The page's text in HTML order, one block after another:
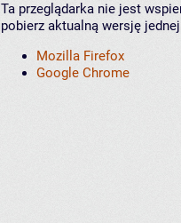
Ta przeglądarka nie jest
pobierz aktualną wersję
Mozilla Firefox
Google Chrome